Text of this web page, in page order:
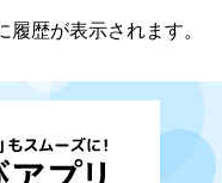
歴が表示されます。